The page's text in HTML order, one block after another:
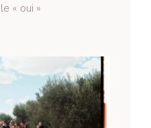
« oui »